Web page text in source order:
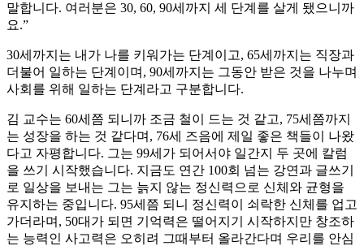
말합니다. 여러분은 30, 60, 90세까지 세 단계를 살게 됐으니까
요.”
30세까지는 내가 나를 키워가는 단계이고, 65세까지는 직장과
더불어 일하는 단계이며, 90세까지는 그동안 받은 것을 나누며
사회를 위해 일하는 단계라고 구분합니다.
김 교수는 60세쯤 되니까 조금 철이 드는 것 같고, 75세쯤까지
는 성장을 하는 것 같다며, 76세 즈음에 제일 좋은 책들이 나왔
다고 자평합니다. 그는 99세가 되어서야 일간지 두 곳에 칼럼
을 쓰기 시작했습니다. 지금도 연간 100회 넘는 강연과 글쓰기
로 일상을 보내는 그는 늙지 않는 정신력으로 신체와 균형을
유지하는 중입니다. 95세쯤 되니 정신력이 쇠락한 신체를 업고
가더라며, 50대가 되면 기억력은 떨어지기 시작하지만 창조하
는 능력인 사고력은 오히려 그때부터 올라간다며 우리를 안심